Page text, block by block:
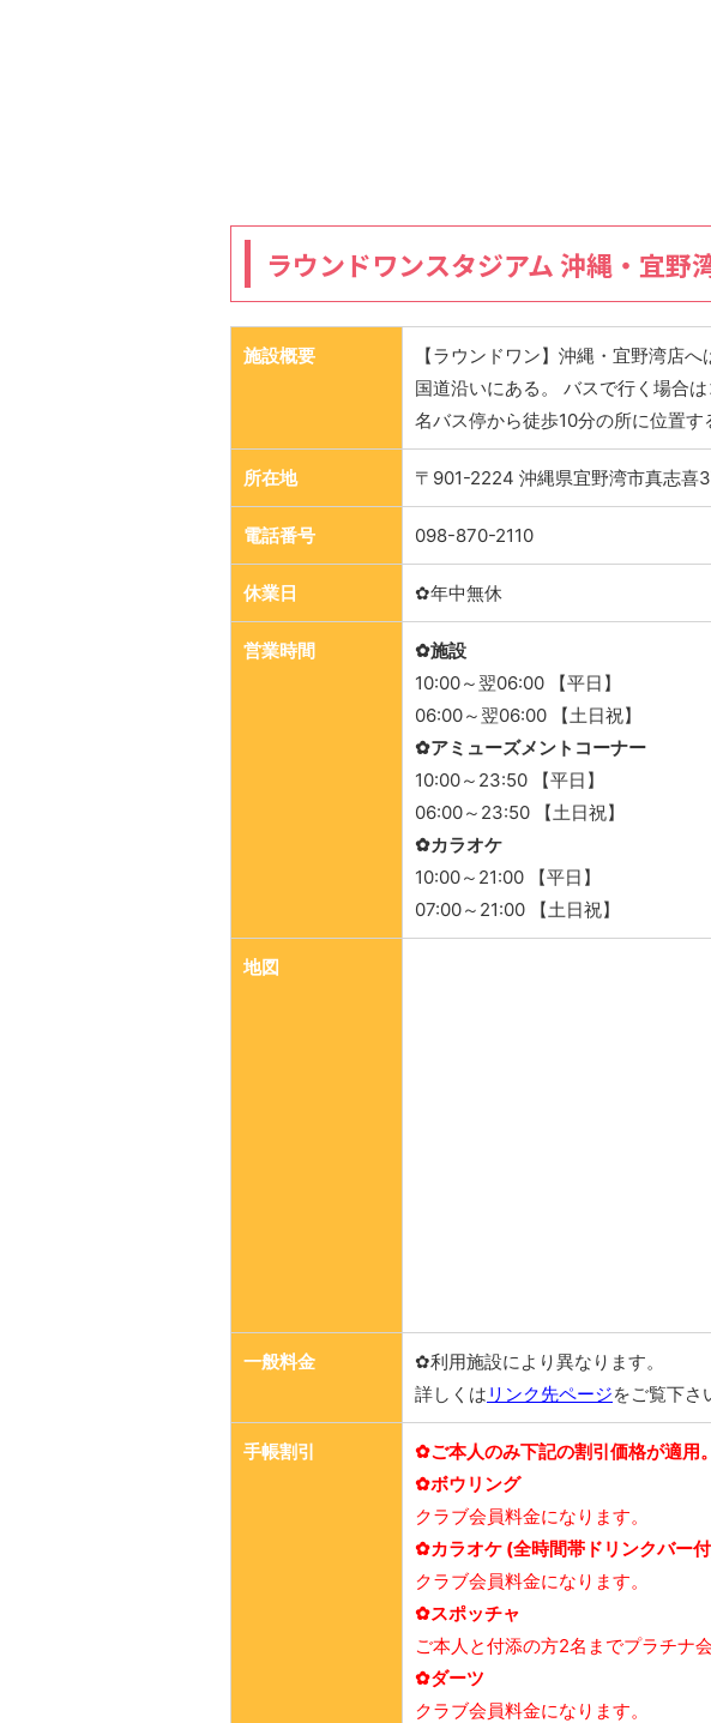
ラウンドワンスタジアム 沖縄・宜野
施設概要
【ラウンドワン】沖縄・宜野湾店
国道沿いにある。 バスで行く場合
名バス停から徒歩10分の所に位置す
所在地 〒901-2224 沖縄県宜野湾市真志喜
電話番号 098-870-2110
休業日 ✿年中無休
営業時間
✿施設
10:00～翌06:00 【平日】
06:00～翌06:00 【土日祝】
✿アミューズメントコーナー
10:00～23:50 【平日】
06:00～23:50 【土日祝】
✿カラオケ
10:00～21:00 【平日】
07:00～21:00 【土日祝】
地図
一般料金
✿利用施設により異なります。
詳しくは リンク先ページをご覧下さ
手帳割引
✿ご本人のみ下記の割引価格が適用。
✿ボウリング
クラブ会員料金になります。
✿カラオケ (全時間帯ドリンクバー
クラブ会員料金になります。
✿スポッチャ
ご本人と付添の方2名までプラチナ
✿ダーツ
クラブ会員料金になります。